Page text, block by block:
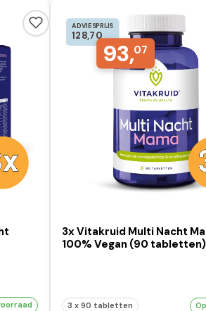
ADVIESPRIJS
128,70
93,07
3x Vitakruid Multi Nacht
100% Vegan (90 tabletten)
3 x 90 tabletten